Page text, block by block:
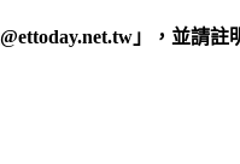
」，並請